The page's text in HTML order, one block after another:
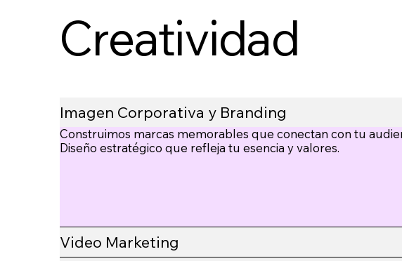
Creatividad
Imagen Corporativa y Branding
Construimos marcas memorables que conectan con tu
Diseño estratégico que refleja tu esencia y valores.
Video Marketing